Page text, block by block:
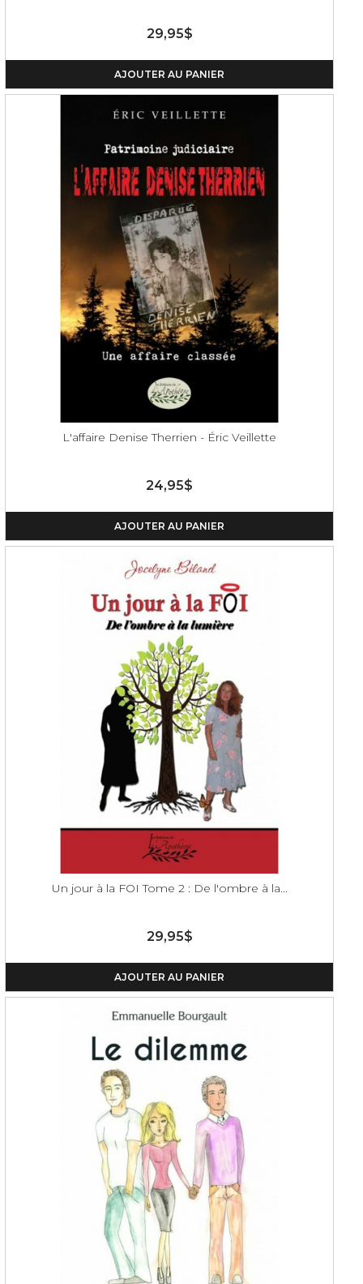
29,95$
AJOUTER AU PANIER
L'affaire Denise Therrien - Éric Veillette
24,95$
AJOUTER AU PANIER
Un jour à la FOI Tome 2 : De l'ombre à la...
29,95$
AJOUTER AU PANIER